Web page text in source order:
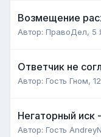
Возмещение
Автор: ПравоДел, 5
Ответчик не
Автор: Гость Гном,
Негаторный
Автор: Гость